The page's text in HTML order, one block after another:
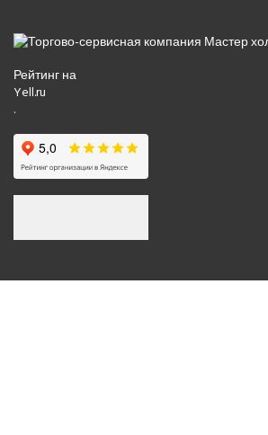
Рейтинг на
Yell.ru
.